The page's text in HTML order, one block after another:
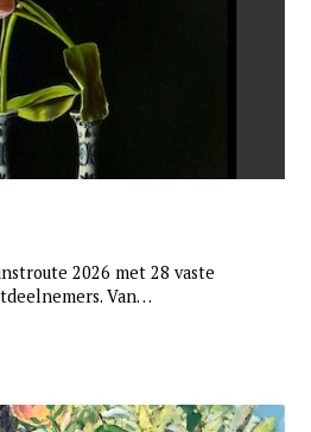
2026 met 28 vaste
Van…